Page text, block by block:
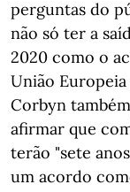
perguntas do
não só ter a
2020 como o
União
Corbyn
afirmar que
terão "sete
um acordo